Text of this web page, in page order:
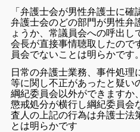
「弁護士会が男性弁護士に確
弁護士会のどの部門が男性弁
ょうか、常議員会への呼出
会長が直接事情聴取したので
員会でないことは明らかです。
日常の弁護士業務、事件処理
等に関し不正があったと疑い
綱紀委員会以外ができますか
懲戒処分が横行し綱紀委員会
査人の上記の行為は弁護士法
とは明らかです